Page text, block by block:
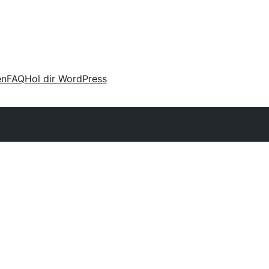
FAQHol dir WordPress